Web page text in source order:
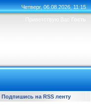
Четверг, 06.08.2026, 11:15
Приветствую Вас Гость
Подпишись на RSS ленту